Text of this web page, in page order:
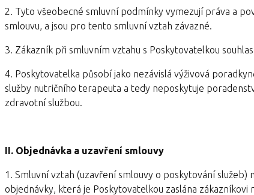
2. Tyto všeobecné smluvní podmínky vymezují práva a
smlouvu, a jsou pro tento smluvní vztah závazné.
3. Zákazník při smluvním vztahu s Poskytovatelkou
4. Poskytovatelka působí jako nezávislá výživová
služby nutričního terapeuta a tedy neposkytuje
zdravotní službou.
II. Objednávka a uzavření smlouvy
1. Smluvní vztah (uzavření smlouvy o poskytování
objednávky, která je Poskytovatelkou zaslána